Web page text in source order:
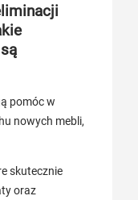
pomóc w
nowych mebli,
skutecznie
oraz